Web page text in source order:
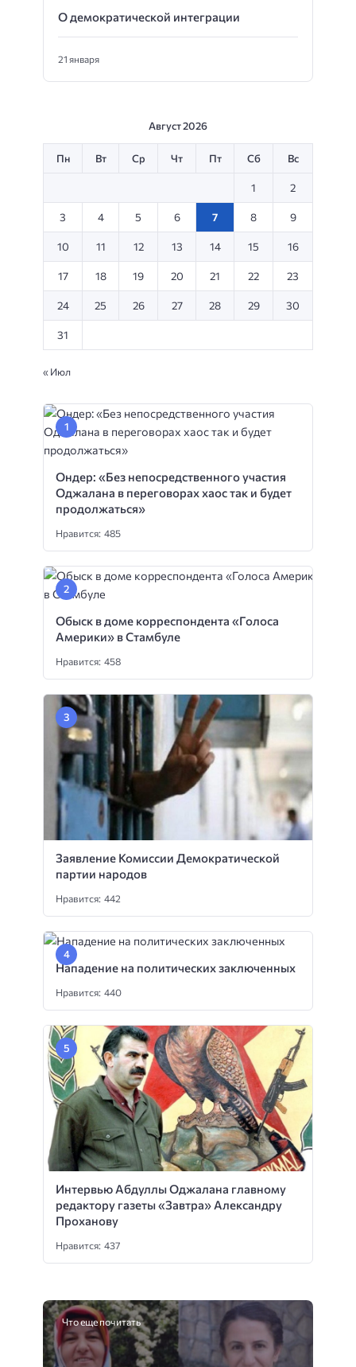
О демократической интеграции
21 января
Август 2026
Пн Вт Ср Чт Пт Сб Вс
1 2
3 4 5 6 7 8 9
10 11 12 13 14 15 16
17 18 19 20 21 22 23
24 25 26 27 28 29 30
31
« Июл
Ондер: «Без непосредственного участия
Оджалана в переговорах хаос так и будет
продолжаться»
Нравится: 485
Обыск в доме корреспондента «Голоса
Америки» в Стамбуле
Нравится: 458
Заявление Комиссии Демократической
партии народов
Нравится: 442
Нападение на политических заключенных
Нравится: 440
Интервью Абдуллы Оджалана главному
редактору газеты «Завтра» Александру
Проханову
Нравится: 437
Что еще почитать